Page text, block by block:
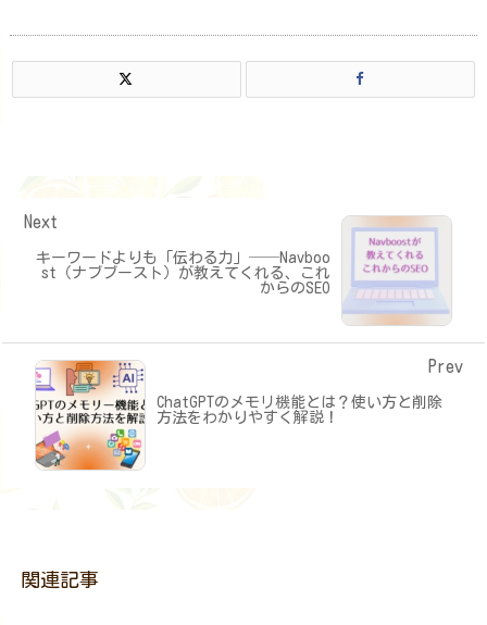
キーワードよりも「伝わる力」──Navboo
st（ナブブースト）が教えてくれる、これ
からのSEO
Next
ChatGPTのメモリ機能とは？使い方と削除
方法をわかりやすく解説！
Prev
関連記事